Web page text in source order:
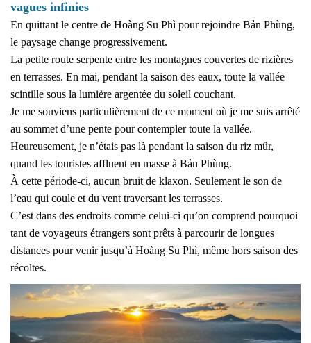
vagues infinies
En quittant le centre de Hoàng Su Phì pour rejoindre Bản Phùng,
le paysage change progressivement.
La petite route serpente entre les montagnes couvertes de rizières
en terrasses. En mai, pendant la saison des eaux, toute la vallée
scintille sous la lumière argentée du soleil couchant.
Je me souviens particulièrement de ce moment où je me suis arrêté
au sommet d’une pente pour contempler toute la vallée.
Heureusement, je n’étais pas là pendant la saison du riz mûr,
quand les touristes affluent en masse à Bản Phùng.
À cette période-ci, aucun bruit de klaxon. Seulement le son de
l’eau qui coule et du vent traversant les terrasses.
C’est dans des endroits comme celui-ci qu’on comprend pourquoi
tant de voyageurs étrangers sont prêts à parcourir de longues
distances pour venir jusqu’à Hoàng Su Phì, même hors saison des
récoltes.